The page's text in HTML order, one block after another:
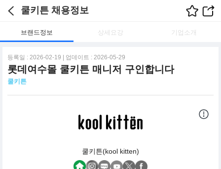
쿨키튼 채용정보
브랜드정보 상세요강 기업소개
등록일 : 2026-02-19 | 업데이트 : 2026-05-29
롯데여수몰 쿨키튼 매니저 구인합니다
쿨키튼
쿨키튼(kool kitten)